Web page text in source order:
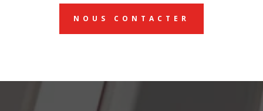
NOUS CONTACTER